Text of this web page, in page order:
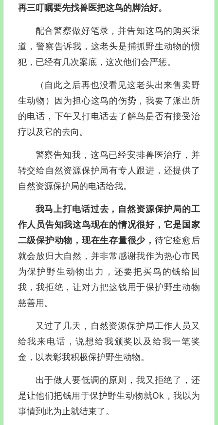
再三叮嘱要先找兽医把这鸟的脚治好。
配合警察做好笔录，并告知这鸟的购买渠
道，警察告诉我，这老头是捕抓野生动物的惯
犯，已经有几次案底，这次他们会严惩。
（自此之后再也没看见这老头出来售卖野
生动物）因为担心这鸟的伤势，我要了派出所
的电话，下午又打电话去了解鸟是否有接受治
疗以及它的去向。
警察告知我，这鸟已经安排兽医治疗，并
转交给自然资源保护局有专人跟进，还提供了
自然资源保护局的电话给我。
我马上打电话过去，自然资源保护局的工
作人员告知我这鸟现在的情况很好，它是国家
二级保护动物，现在生存量很少， 待它痊愈后
就会放归大自然，并非常感谢我作为热心市民
为保护野生动物出力，还要把买鸟的钱给回
我，我拒绝，让对方把这钱用于保护野生动物
慈善用。
又过了几天，自然资源保护局工作人员又
给我来电话，说想给我颁奖以及给我一笔奖
金，以表彰我积极保护野生动物。
出于做人要低调的原则，我又拒绝了，还
是让他们把钱用于保护野生动物就Ok，我以为
事情到此为止就结束了。